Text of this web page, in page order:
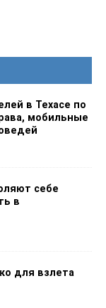
в Техасе по
мобильные
себе
в
для взлета